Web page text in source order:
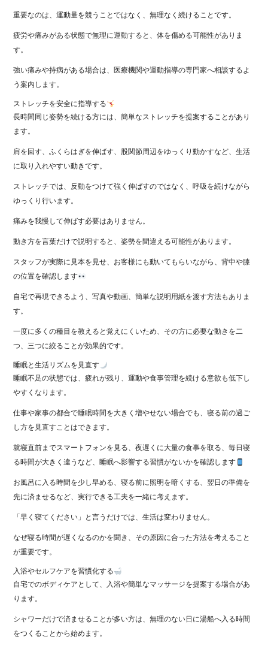
重要なのは、運動量を競うことではなく、無理なく続けることです。
疲労や痛みがある状態で無理に運動すると、体を傷める可能性がありま
す。
強い痛みや持病がある場合は、医療機関や運動指導の専門家へ相談するよ
う案内します。
ストレッチを安全に指導する
長時間同じ姿勢を続ける方には、簡単なストレッチを提案することがあり
ます。
肩を回す、ふくらはぎを伸ばす、股関節周辺をゆっくり動かすなど、生活
に取り入れやすい動きです。
ストレッチでは、反動をつけて強く伸ばすのではなく、呼吸を続けながら
ゆっくり行います。
痛みを我慢して伸ばす必要はありません。
動き方を言葉だけで説明すると、姿勢を間違える可能性があります。
スタッフが実際に見本を見せ、お客様にも動いてもらいながら、背中や膝
の位置を確認します
自宅で再現できるよう、写真や動画、簡単な説明用紙を渡す方法もありま
す。
一度に多くの種目を教えると覚えにくいため、その方に必要な動きを二
つ、三つに絞ることが効果的です。
睡眠と生活リズムを見直す
睡眠不足の状態では、疲れが残り、運動や食事管理を続ける意欲も低下し
やすくなります。
仕事や家事の都合で睡眠時間を大きく増やせない場合でも、寝る前の過ご
し方を見直すことはできます。
就寝直前までスマートフォンを見る、夜遅くに大量の食事を取る、毎日寝
る時間が大きく違うなど、睡眠へ影響する習慣がないかを確認します
お風呂に入る時間を少し早める、寝る前に照明を暗くする、翌日の準備を
先に済ませるなど、実行できる工夫を一緒に考えます。
「早く寝てください」と言うだけでは、生活は変わりません。
なぜ寝る時間が遅くなるのかを聞き、その原因に合った方法を考えること
が重要です。
入浴やセルフケアを習慣化する
自宅でのボディケアとして、入浴や簡単なマッサージを提案する場合があ
ります。
シャワーだけで済ませることが多い方は、無理のない日に湯船へ入る時間
をつくることから始めます。